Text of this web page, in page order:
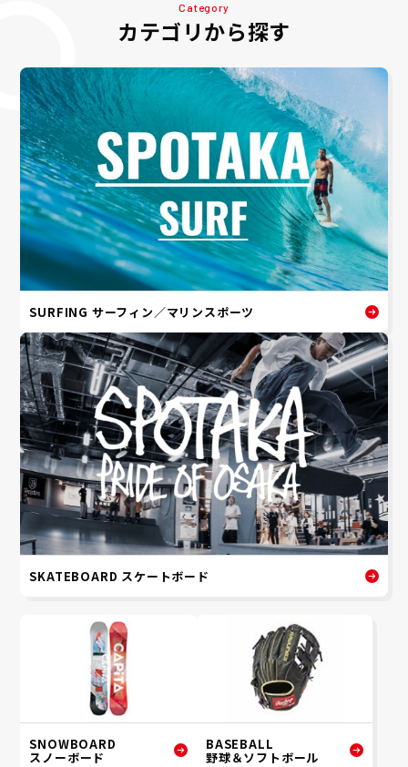
Category
カテゴリから探す
SURFING サーフィン／マリンスポーツ
SKATEBOARD スケートボード
SNOWBOARD
スノーボード
BASEBALL
野球＆ソフトボール